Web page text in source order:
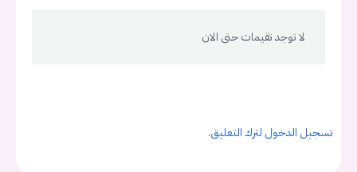
لا توجد تقيمات حتى الان
تسجيل الدخول لترك التعليق.